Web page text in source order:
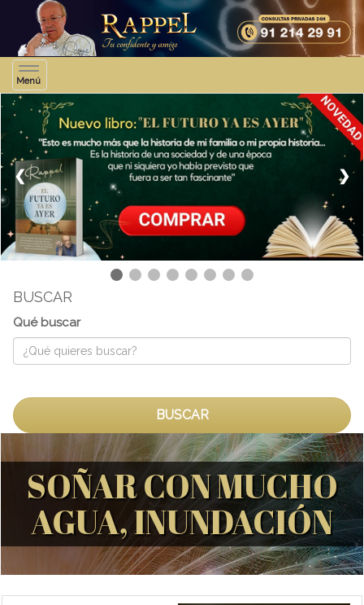
Toggle
navigation
Menú
❮ ❯
BUSCAR
Qué buscar
BUSCAR
SOÑAR CON MUCHO
AGUA, INUNDACIÓN